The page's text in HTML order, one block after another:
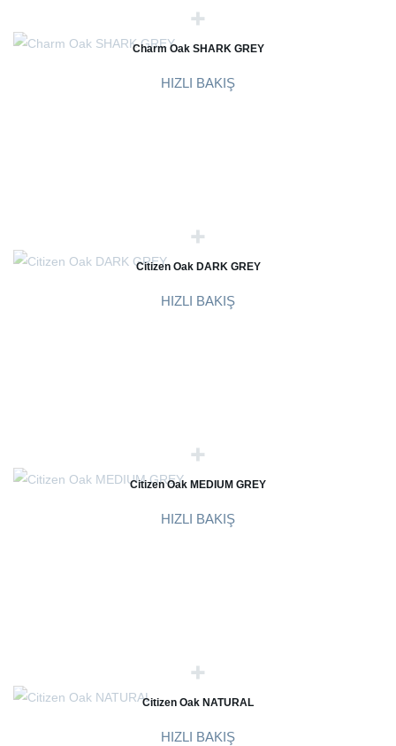
Charm Oak SHARK GREY
HIZLI BAKIŞ
Citizen Oak DARK GREY
HIZLI BAKIŞ
Citizen Oak MEDIUM GREY
HIZLI BAKIŞ
Citizen Oak NATURAL
HIZLI BAKIŞ